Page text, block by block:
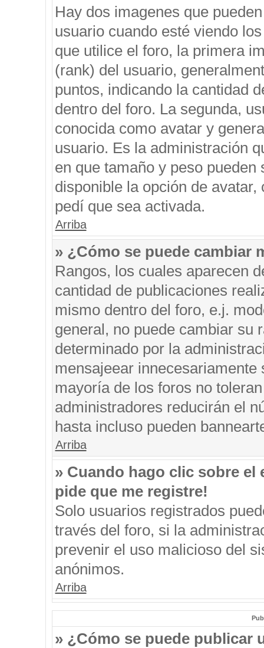
Hay dos imagenes que
usuario cuando esté viendo
que utilice el foro, la primera
(rank) del usuario,
puntos, indicando la cantidad
dentro del foro. La segunda,
conocida como avatar y
usuario. Es la administración
en que tamaño y peso
disponible la opción de
pedí que sea activada.
Arriba
» ¿Cómo se puede cambiar
Rangos, los cuales aparecen
cantidad de publicaciones
mismo dentro del foro, e.j.
general, no puede cambiar su
determinado por la
mensajeear
mayoría de los foros no
administradores reducirán el
hasta incluso pueden
Arriba
» Cuando hago clic sobre el
pide que me registre!
Solo usuarios registrados
través del foro, si la
prevenir el uso malicioso del
anónimos.
Arriba
» ¿Cómo se puede publicar